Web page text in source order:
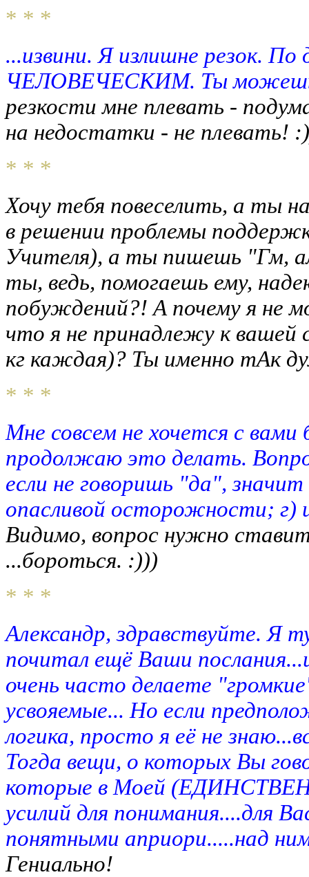
* * *
...извини. Я излишне резок.
ЧЕЛОВЕЧЕСКИМ. Ты можешь
резкости мне плевать -
на недостатки - не плевать!
* * *
Хочу тебя повеселить, а ты
в решении проблемы
Учителя), а ты пишешь "Гм,
ты, ведь, помогаешь ему,
побуждений?! А почему я не
что я не принадлежу к вашей
кг каждая)? Ты именно тАк
* * *
Мне совсем не хочется с
продолжаю это делать.
если не говоришь "да",
опасливой осторожности; г)
Видимо, вопрос нужно
...бороться. :)))
* * *
Александр, здравствуйте. Я
почитал ещё Ваши
очень часто делаете
усвояемые... Но если
логика, просто я её не
Тогда вещи, о которых Вы
которые в Моей
усилий для понимания....для
понятными априори.....над
Гениально!